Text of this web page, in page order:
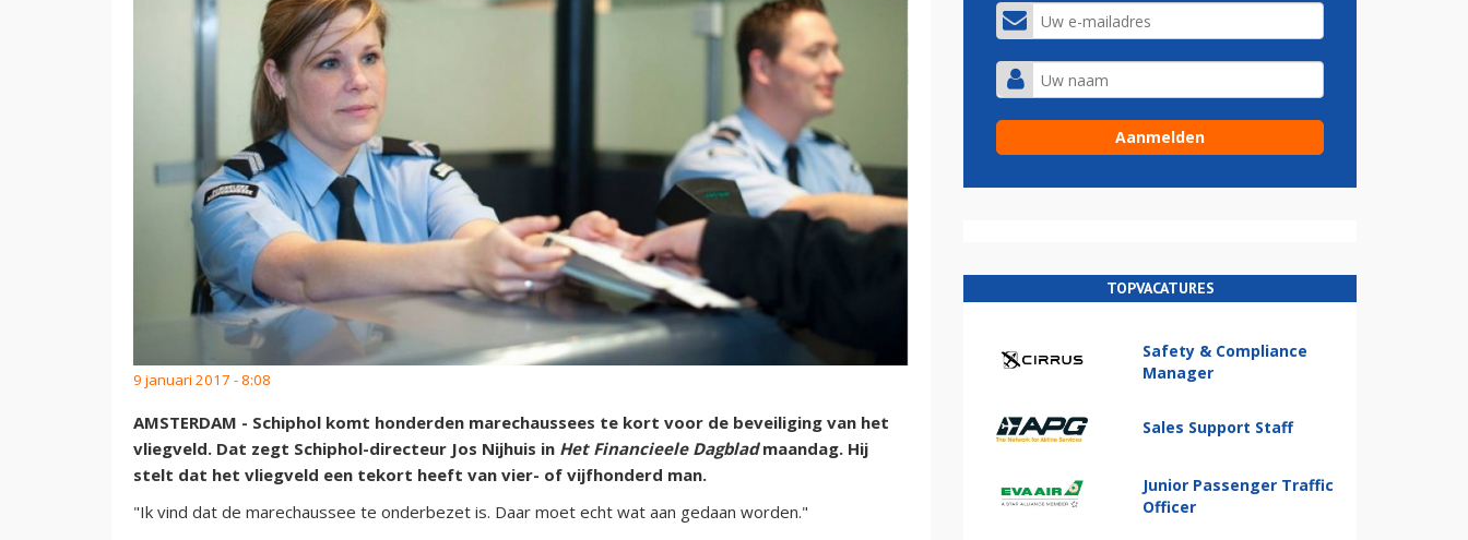
9 januari 2017 - 8:08
AMSTERDAM - Schiphol komt honderden marechaussees te kort voor de beveiliging van het
vliegveld. Dat zegt Schiphol-directeur Jos Nijhuis in Het Financieele Dagbladmaandag. Hij
stelt dat het vliegveld een tekort heeft van vier- of vijfhonderd man.
"Ik vind dat de marechaussee te onderbezet is. Daar moet echt wat aan gedaan worden."
TOPVACATURES
Safety & Compliance
Manager
Sales Support Staff
Junior Passenger Traffic
Officer